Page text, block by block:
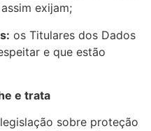
exijam;
os Titulares dos Dados
e que estão
e trata
sobre proteção